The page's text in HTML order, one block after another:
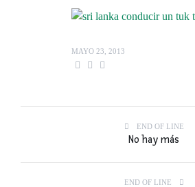
MAYO 23, 2013
END OF LINE
No hay más
END OF LINE